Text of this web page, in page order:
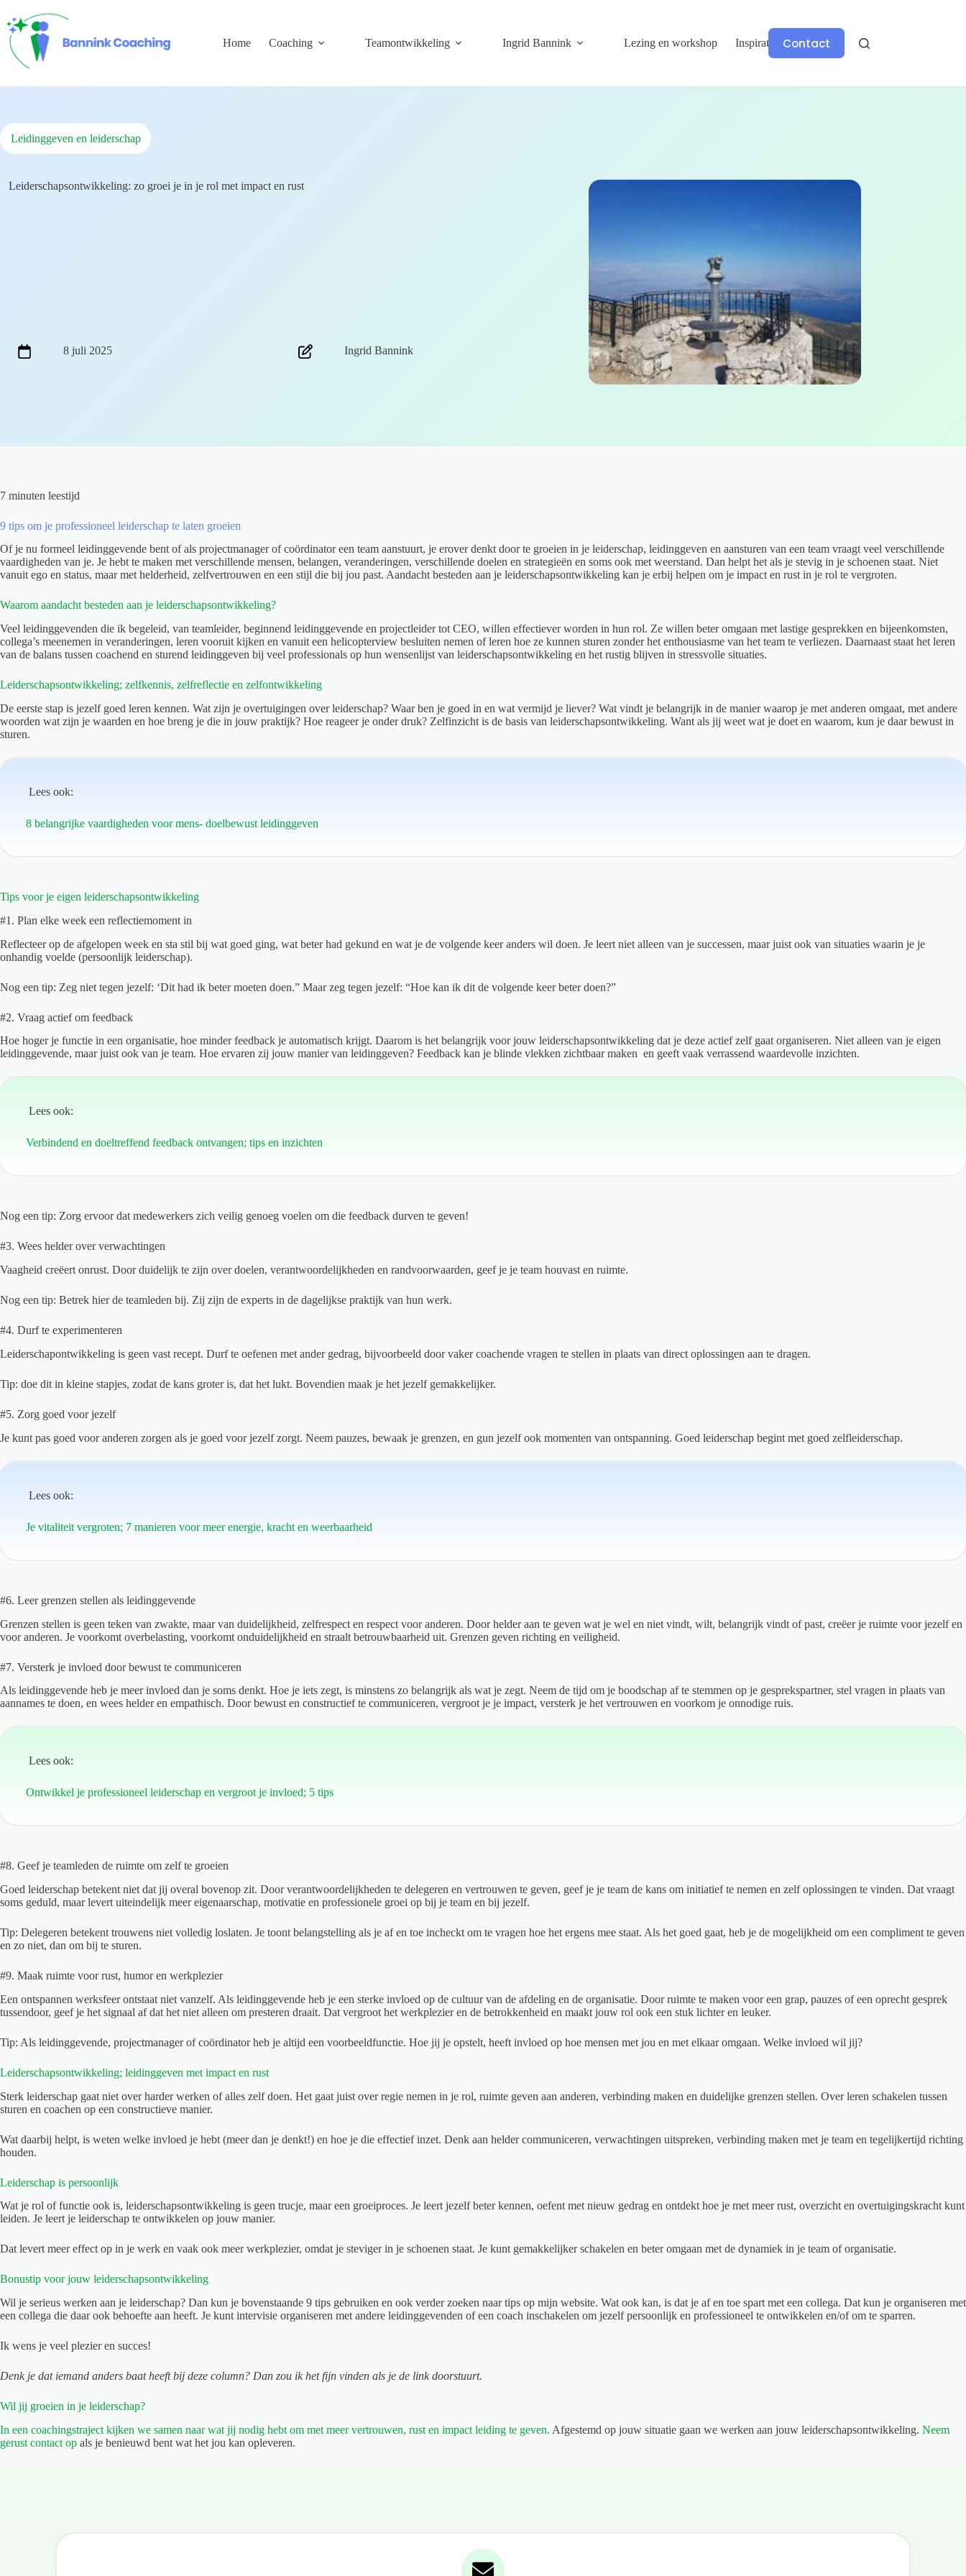
naar
de
inhoud
Home Coaching Teamontwikkeling Ingrid Bannink Lezing en workshop Inspiratie Contact
Leidinggeven en leiderschap
Leiderschapsontwikkeling: zo groei je in je rol met impact en rust
8 juli 2025 Ingrid Bannink
7 minuten leestijd
9 tips om je professioneel leiderschap te laten groeien
Of je nu formeel leidinggevende bent of als projectmanager of coördinator een team aanstuurt, je erover denkt door te groeien in je leiderschap, leidinggeven en aansturen van een team vraagt veel verschillende
vaardigheden van je. Je hebt te maken met verschillende mensen, belangen, veranderingen, verschillende doelen en strategieën en soms ook met weerstand. Dan helpt het als je stevig in je schoenen staat. Niet
vanuit ego en status, maar met helderheid, zelfvertrouwen en een stijl die bij jou past. Aandacht besteden aan je leiderschapsontwikkeling kan je erbij helpen om je impact en rust in je rol te vergroten.
Waarom aandacht besteden aan je leiderschapsontwikkeling?
Veel leidinggevenden die ik begeleid, van teamleider, beginnend leidinggevende en projectleider tot CEO, willen effectiever worden in hun rol. Ze willen beter omgaan met lastige gesprekken en bijeenkomsten,
collega’s meenemen in veranderingen, leren vooruit kijken en vanuit een helicopterview besluiten nemen of leren hoe ze kunnen sturen zonder het enthousiasme van het team te verliezen. Daarnaast staat het leren
van de balans tussen coachend en sturend leidinggeven bij veel professionals op hun wensenlijst van leiderschapsontwikkeling en het rustig blijven in stressvolle situaties.
Leiderschapsontwikkeling; zelfkennis, zelfreflectie en zelfontwikkeling
De eerste stap is jezelf goed leren kennen. Wat zijn je overtuigingen over leiderschap? Waar ben je goed in en wat vermijd je liever? Wat vindt je belangrijk in de manier waarop je met anderen omgaat, met andere
woorden wat zijn je waarden en hoe breng je die in jouw praktijk? Hoe reageer je onder druk? Zelfinzicht is de basis van leiderschapsontwikkeling. Want als jij weet wat je doet en waarom, kun je daar bewust in
sturen.
Lees ook:
8 belangrijke vaardigheden voor mens- doelbewust leidinggeven
Tips voor je eigen leiderschapsontwikkeling
#1. Plan elke week een reflectiemoment in
Reflecteer op de afgelopen week en sta stil bij wat goed ging, wat beter had gekund en wat je de volgende keer anders wil doen. Je leert niet alleen van je successen, maar juist ook van situaties waarin je je
onhandig voelde (persoonlijk leiderschap).
Nog een tip: Zeg niet tegen jezelf: ‘Dit had ik beter moeten doen.” Maar zeg tegen jezelf: “Hoe kan ik dit de volgende keer beter doen?”
#2. Vraag actief om feedback
Hoe hoger je functie in een organisatie, hoe minder feedback je automatisch krijgt. Daarom is het belangrijk voor jouw leiderschapsontwikkeling dat je deze actief zelf gaat organiseren. Niet alleen van je eigen
leidinggevende, maar juist ook van je team. Hoe ervaren zij jouw manier van leidinggeven? Feedback kan je blinde vlekken zichtbaar maken en geeft vaak verrassend waardevolle inzichten.
Lees ook:
Verbindend en doeltreffend feedback ontvangen; tips en inzichten
Nog een tip: Zorg ervoor dat medewerkers zich veilig genoeg voelen om die feedback durven te geven!
#3. Wees helder over verwachtingen
Vaagheid creëert onrust. Door duidelijk te zijn over doelen, verantwoordelijkheden en randvoorwaarden, geef je je team houvast en ruimte.
Nog een tip: Betrek hier de teamleden bij. Zij zijn de experts in de dagelijkse praktijk van hun werk.
#4. Durf te experimenteren
Leiderschapontwikkeling is geen vast recept. Durf te oefenen met ander gedrag, bijvoorbeeld door vaker coachende vragen te stellen in plaats van direct oplossingen aan te dragen.
Tip: doe dit in kleine stapjes, zodat de kans groter is, dat het lukt. Bovendien maak je het jezelf gemakkelijker.
#5. Zorg goed voor jezelf
Je kunt pas goed voor anderen zorgen als je goed voor jezelf zorgt. Neem pauzes, bewaak je grenzen, en gun jezelf ook momenten van ontspanning. Goed leiderschap begint met goed zelfleiderschap.
Lees ook:
Je vitaliteit vergroten; 7 manieren voor meer energie, kracht en weerbaarheid
#6. Leer grenzen stellen als leidinggevende
Grenzen stellen is geen teken van zwakte, maar van duidelijkheid, zelfrespect en respect voor anderen. Door helder aan te geven wat je wel en niet vindt, wilt, belangrijk vindt of past, creëer je ruimte voor jezelf en
voor anderen. Je voorkomt overbelasting, voorkomt onduidelijkheid en straalt betrouwbaarheid uit. Grenzen geven richting en veiligheid.
#7. Versterk je invloed door bewust te communiceren
Als leidinggevende heb je meer invloed dan je soms denkt. Hoe je iets zegt, is minstens zo belangrijk als wat je zegt. Neem de tijd om je boodschap af te stemmen op je gesprekspartner, stel vragen in plaats van
aannames te doen, en wees helder en empathisch. Door bewust en constructief te communiceren, vergroot je je impact, versterk je het vertrouwen en voorkom je onnodige ruis.
Lees ook:
Ontwikkel je professioneel leiderschap en vergroot je invloed; 5 tips
#8. Geef je teamleden de ruimte om zelf te groeien
Goed leiderschap betekent niet dat jij overal bovenop zit. Door verantwoordelijkheden te delegeren en vertrouwen te geven, geef je je team de kans om initiatief te nemen en zelf oplossingen te vinden. Dat vraagt
soms geduld, maar levert uiteindelijk meer eigenaarschap, motivatie en professionele groei op bij je team en bij jezelf.
Tip: Delegeren betekent trouwens niet volledig loslaten. Je toont belangstelling als je af en toe incheckt om te vragen hoe het ergens mee staat. Als het goed gaat, heb je de mogelijkheid om een compliment te geven
en zo niet, dan om bij te sturen.
#9. Maak ruimte voor rust, humor en werkplezier
Een ontspannen werksfeer ontstaat niet vanzelf. Als leidinggevende heb je een sterke invloed op de cultuur van de afdeling en de organisatie. Door ruimte te maken voor een grap, pauzes of een oprecht gesprek
tussendoor, geef je het signaal af dat het niet alleen om presteren draait. Dat vergroot het werkplezier en de betrokkenheid en maakt jouw rol ook een stuk lichter en leuker.
Tip: Als leidinggevende, projectmanager of coördinator heb je altijd een voorbeeldfunctie. Hoe jij je opstelt, heeft invloed op hoe mensen met jou en met elkaar omgaan. Welke invloed wil jij?
Leiderschapsontwikkeling; leidinggeven met impact en rust
Sterk leiderschap gaat niet over harder werken of alles zelf doen. Het gaat juist over regie nemen in je rol, ruimte geven aan anderen, verbinding maken en duidelijke grenzen stellen. Over leren schakelen tussen
sturen en coachen op een constructieve manier.
Wat daarbij helpt, is weten welke invloed je hebt (meer dan je denkt!) en hoe je die effectief inzet. Denk aan helder communiceren, verwachtingen uitspreken, verbinding maken met je team en tegelijkertijd richting
houden.
Leiderschap is persoonlijk
Wat je rol of functie ook is, leiderschapsontwikkeling is geen trucje, maar een groeiproces. Je leert jezelf beter kennen, oefent met nieuw gedrag en ontdekt hoe je met meer rust, overzicht en overtuigingskracht kunt
leiden. Je leert je leiderschap te ontwikkelen op jouw manier.
Dat levert meer effect op in je werk en vaak ook meer werkplezier, omdat je steviger in je schoenen staat. Je kunt gemakkelijker schakelen en beter omgaan met de dynamiek in je team of organisatie.
Bonustip voor jouw leiderschapsontwikkeling
Wil je serieus werken aan je leiderschap? Dan kun je bovenstaande 9 tips gebruiken en ook verder zoeken naar tips op mijn website. Wat ook kan, is dat je af en toe spart met een collega. Dat kun je organiseren met
een collega die daar ook behoefte aan heeft. Je kunt intervisie organiseren met andere leidinggevenden of een coach inschakelen om jezelf persoonlijk en professioneel te ontwikkelen en/of om te sparren.
Ik wens je veel plezier en succes!
Denk je dat iemand anders baat heeft bij deze column? Dan zou ik het fijn vinden als je de link doorstuurt.
Wil jij groeien in je leiderschap?
In een coachingstraject kijken we samen naar wat jij nodig hebt om met meer vertrouwen, rust en impact leiding te geven. Afgestemd op jouw situatie gaan we werken aan jouw leiderschapsontwikkeling. Neem
gerust contact op als je benieuwd bent wat het jou kan opleveren.